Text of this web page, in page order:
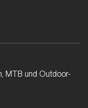
MTB und Outdoor-